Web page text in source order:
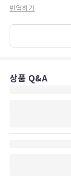
번역하기
상품 Q&A